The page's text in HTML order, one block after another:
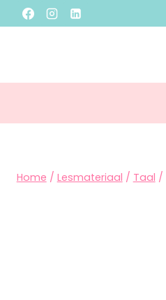
Home / Lesmateriaal / Taal /